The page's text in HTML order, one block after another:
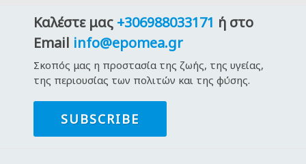
Καλέστε μας +306988033171 ή στο
Email info@epomea.gr
Σκοπός μας η προστασία της ζωής, της υγείας,
της περιουσίας των πολιτών και της φύσης.
SUBSCRIBE